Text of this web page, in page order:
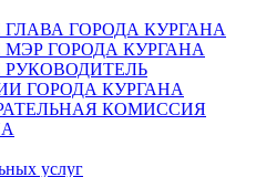
ГОРОДА КУРГАНА
ГОРОДА КУРГАНА
ГОРОДА КУРГАНА
КОМИССИЯ
услуг